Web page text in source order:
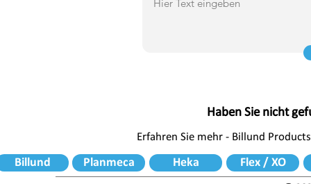
Haben Sie nicht
Erfahren Sie mehr - Billund
Billund Planmeca Heka Flex / XO